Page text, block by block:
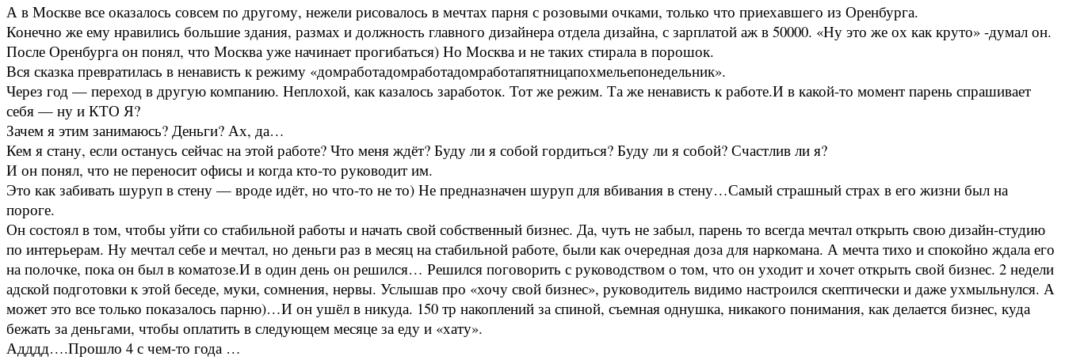
А в Москве все оказалось совсем по другому, нежели рисовалось в мечтах парня с розовыми очками, только что приехавшего из Оренбурга.
Конечно же ему нравились большие здания, размах и должность главного дизайнера отдела дизайна, с зарплатой аж в 50000. «Ну это же ох как круто» -думал он.
После Оренбурга он понял, что Москва уже начинает прогибаться) Но Москва и не таких стирала в порошок.
Вся сказка превратилась в ненависть к режиму «домработадомработадомработапятницапохмельепонедельник».
Через год — переход в другую компанию. Неплохой, как казалось заработок. Тот же режим. Та же ненависть к работе.И в какой-то момент парень спрашивает
себя — ну и КТО Я?
Зачем я этим занимаюсь? Деньги? Ах, да…
Кем я стану, если останусь сейчас на этой работе? Что меня ждёт? Буду ли я собой гордиться? Буду ли я собой? Счастлив ли я?
И он понял, что не переносит офисы и когда кто-то руководит им.
Это как забивать шуруп в стену — вроде идёт, но что-то не то) Не предназначен шуруп для вбивания в стену…Самый страшный страх в его жизни был на
пороге.
Он состоял в том, чтобы уйти со стабильной работы и начать свой собственный бизнес. Да, чуть не забыл, парень то всегда мечтал открыть свою дизайн-студию
по интерьерам. Ну мечтал себе и мечтал, но деньги раз в месяц на стабильной работе, были как очередная доза для наркомана. А мечта тихо и спокойно ждала его
на полочке, пока он был в коматозе.И в один день он решился… Решился поговорить с руководством о том, что он уходит и хочет открыть свой бизнес. 2 недели
адской подготовки к этой беседе, муки, сомнения, нервы. Услышав про «хочу свой бизнес», руководитель видимо настроился скептически и даже ухмыльнулся. А
может это все только показалось парню)…И он ушёл в никуда. 150 тр накоплений за спиной, съемная однушка, никакого понимания, как делается бизнес, куда
бежать за деньгами, чтобы оплатить в следующем месяце за еду и «хату».
Адддд….Прошло 4 с чем-то года …